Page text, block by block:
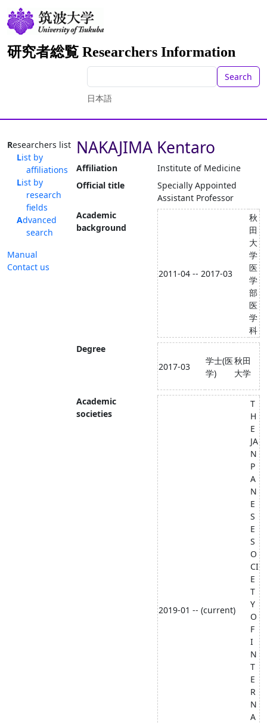
研究者総覧 Researchers Information
Search
日本語
Researchers list
List by
affiliations
List by
research
fields
Advanced
search
Manual
Contact us
NAKAJIMA Kentaro
Affiliation
Institute of Medicine
Official title
Specially Appointed
Assistant Professor
Academic
background
2011-04 -- 2017-03
秋
田
大
学
医
学
部
医
学
科
Degree
2017-03
学士(医
学)
秋田
大学
Academic
societies
2019-01 -- (current)
T
H
E
JA
N
P
A
N
E
S
E
S
O
CI
E
T
Y
O
F
I
N
T
E
R
N
A